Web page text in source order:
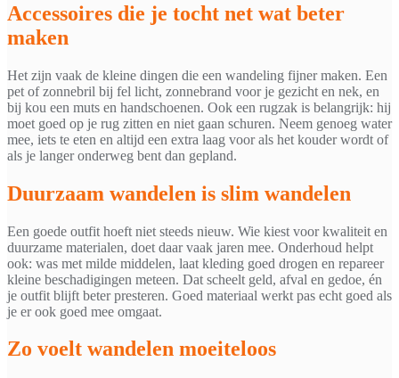
Accessoires die je tocht net wat beter
maken
Het zijn vaak de kleine dingen die een wandeling fijner maken. Een
pet of zonnebril bij fel licht, zonnebrand voor je gezicht en nek, en
bij kou een muts en handschoenen. Ook een rugzak is belangrijk: hij
moet goed op je rug zitten en niet gaan schuren. Neem genoeg water
mee, iets te eten en altijd een extra laag voor als het kouder wordt of
als je langer onderweg bent dan gepland.
Duurzaam wandelen is slim wandelen
Een goede outfit hoeft niet steeds nieuw. Wie kiest voor kwaliteit en
duurzame materialen, doet daar vaak jaren mee. Onderhoud helpt
ook: was met milde middelen, laat kleding goed drogen en repareer
kleine beschadigingen meteen. Dat scheelt geld, afval en gedoe, én
je outfit blijft beter presteren. Goed materiaal werkt pas echt goed als
je er ook goed mee omgaat.
Zo voelt wandelen moeiteloos